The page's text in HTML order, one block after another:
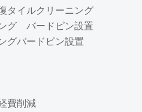
タイルクリーニング
グ バードピン設置
グバードピン設置
費削減